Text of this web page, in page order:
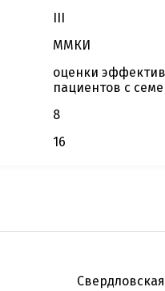
III
ММКИ
оценки
пациентов c
8
16